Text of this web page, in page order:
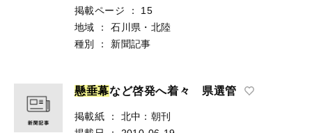
掲載ページ
：
15
地域
：
石川県・北陸
種別
： 新聞記事
懸垂幕など啓発へ着々 県選管
掲載紙 ：
北中：朝刊